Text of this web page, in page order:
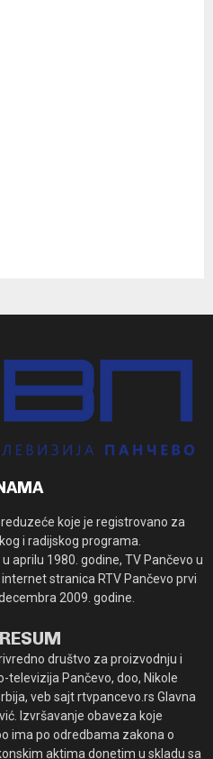
koje je registrovano za
i radijskog programa.
aprilu 1980. godine, TV Pančevo u
stranica RTV Pančevo prvi
2009. godine.
društvo za proizvodnju i
Pančevo, doo, Nikole
veb sajt rtvpancevo.rs Glavna
Izvršavanje obaveza koje
ima po odredbama zakona o
aktima donetim u skladu sa